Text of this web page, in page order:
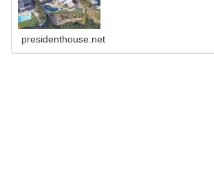
presidenthouse.net